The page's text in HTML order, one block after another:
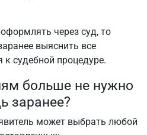
через суд, то
выяснить все
судебной процедуре.
больше не нужно
заранее?
может выбрать любой